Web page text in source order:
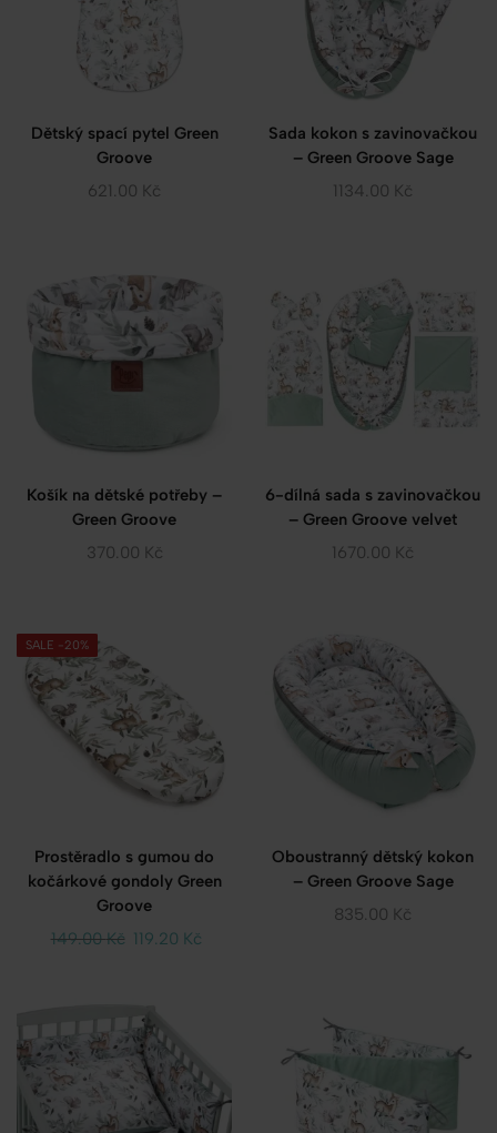
Dětský spací pytel Green
Groove
621.00 Kč
Sada kokon s zavinovačkou
– Green Groove Sage
1134.00 Kč
Košík na dětské potřeby –
Green Groove
370.00 Kč
6-dílná sada s zavinovačkou
– Green Groove velvet
1670.00 Kč
SALE -20%
Prostěradlo s gumou do
kočárkové gondoly Green
Groove
149.00Kč 119.20 Kč
Oboustranný dětský kokon
– Green Groove Sage
835.00 Kč